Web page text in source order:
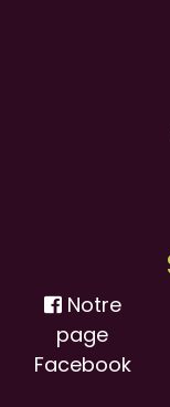
Notre
page
Facebook